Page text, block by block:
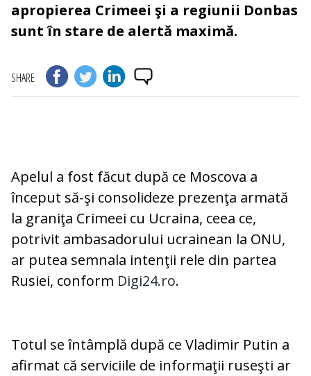
apropierea Crimeei şi a regiunii Donbas
sunt în stare de alertă maximă.
SHARE
Apelul a fost făcut după ce Moscova a
început să-şi consolideze prezenţa armată
la graniţa Crimeei cu Ucraina, ceea ce,
potrivit ambasadorului ucrainean la ONU,
ar putea semnala intenţii rele din partea
Rusiei, conform Digi24.ro.
Totul se întâmplă după ce Vladimir Putin a
afirmat că serviciile de informaţii ruseşti ar